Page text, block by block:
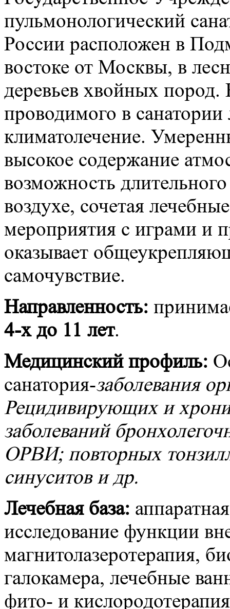
пульмонологический
России расположен в
востоке от Москвы, в
деревьев хвойных
проводимого в санатории
климатолечение.
высокое содержание
возможность
воздухе, сочетая
мероприятия с играми и
оказывает
самочувствие.
Направленность:
4-х до 11 лет.
Медицинский профиль:
санатория-заболевания
Рецидивирующих и
заболеваний
ОРВИ; повторных
синуситов и др.
Лечебная база:
исследование функции
магнитолазеротерапия,
галокамера, лечебные
фито- и